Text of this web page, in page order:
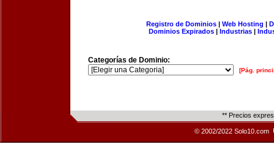
Registro de Dominios| Web Hosting |
Dominios Expirados | Industrias |
Categorías de Dominio:
[Pág.
** Precios
© 2002/2022 Solo10.com